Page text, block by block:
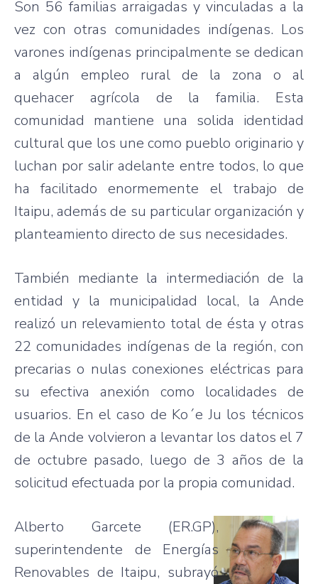
Son 56 familias arraigadas y vinculadas a la
vez con otras comunidades indígenas. Los
varones indígenas principalmente se dedican
a algún empleo rural de la zona o al
quehacer agrícola de la familia. Esta
comunidad mantiene una solida identidad
cultural que los une como pueblo originario y
luchan por salir adelante entre todos, lo que
ha facilitado enormemente el trabajo de
Itaipu, además de su particular organización y
planteamiento directo de sus necesidades.
También mediante la intermediación de la
entidad y la municipalidad local, la Ande
realizó un relevamiento total de ésta y otras
22 comunidades indígenas de la región, con
precarias o nulas conexiones eléctricas para
su efectiva anexión como localidades de
usuarios. En el caso de Ko´e Ju los técnicos
de la Ande volvieron a levantar los datos el 7
de octubre pasado, luego de 3 años de la
solicitud efectuada por la propia comunidad.
Alberto Garcete (ER.GP),
superintendente de Energías
Renovables de Itaipu, subrayó